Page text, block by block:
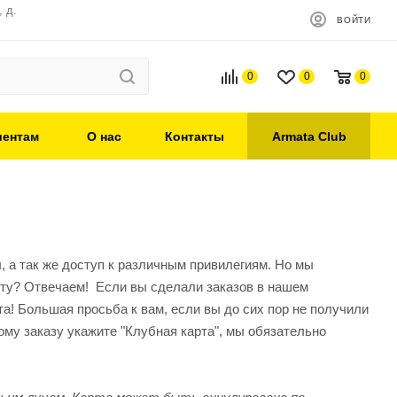
д.
ВОЙТИ
0 0 0
О нас Контакты Armata Club
а так же доступ к различным привилегиям. Но мы
Отвечаем! Если вы сделали заказов в нашем
Большая просьба к вам, если вы до сих пор не получили
заказу укажите "Клубная карта", мы обязательно